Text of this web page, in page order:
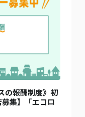
の報酬制度》初
集】「エコロ